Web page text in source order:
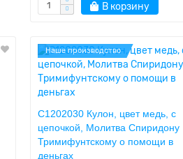
В корзину
Наше производство
C1202030 Кулон, цвет медь, с
цепочкой, Молитва Спиридону
Тримифунтскому о помощи в
деньгах